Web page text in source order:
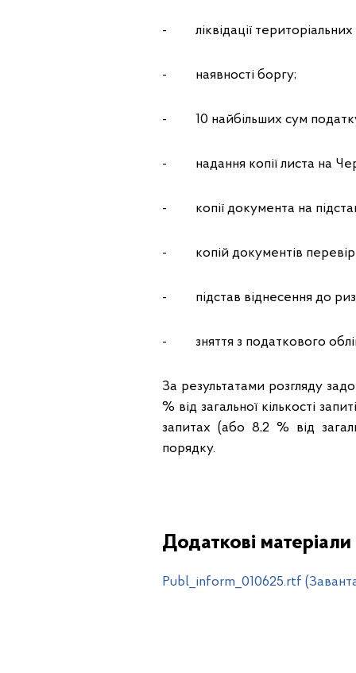
- ліквідації
- наявності боргу;
- 10 найбільших сум податку
- надання копії листа на
- копії документа на
- копій документів
- підстав віднесення до
- зняття з податкового
За результатами розгляду
% від загальної кількості
запитах (або 8,2 % від
порядку.
Додаткові матеріали
Publ_inform_010625.rtf